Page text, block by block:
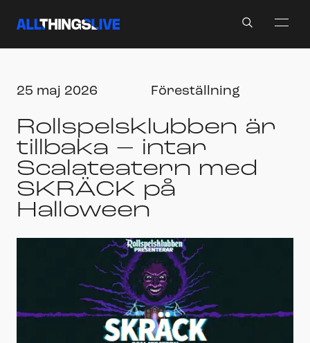
25 maj 2026 Föreställning
Rollspelsklubben är
tillbaka – intar
Scalateatern med
SKRÄCK på
Halloween